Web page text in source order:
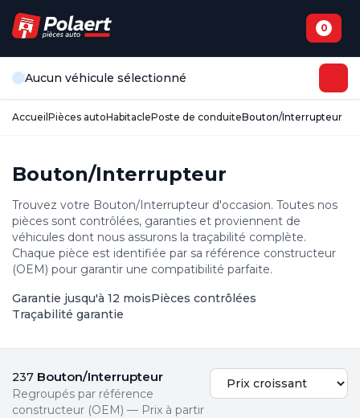
0
Aucun véhicule sélectionné
Accueil Pièces autoHabitaclePoste de conduiteBouton/Interrupteur
Bouton/Interrupteur
Trouvez votre Bouton/Interrupteur d'occasion. Toutes nos
pièces sont contrôlées, garanties et proviennent de
véhicules dont nous assurons la traçabilité complète.
Chaque pièce est identifiée par sa référence constructeur
(OEM) pour garantir une compatibilité parfaite.
Garantie jusqu'à 12 moisPièces contrôlées
Traçabilité garantie
237 Bouton/Interrupteur
Regroupés par référence
constructeur (OEM) — Prix à partir